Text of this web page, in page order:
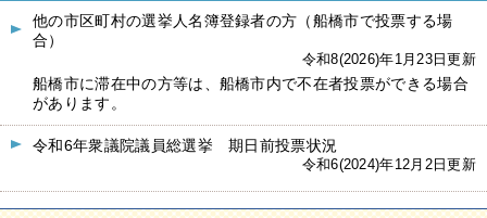
他の市区町村の選挙人名簿登録者の方（船橋市で投票する場
合）
令和8(2026)年1月23日更新
船橋市に滞在中の方等は、船橋市内で不在者投票ができる場合
があります。
令和6年衆議院議員総選挙 期日前投票状況
令和6(2024)年12月2日更新